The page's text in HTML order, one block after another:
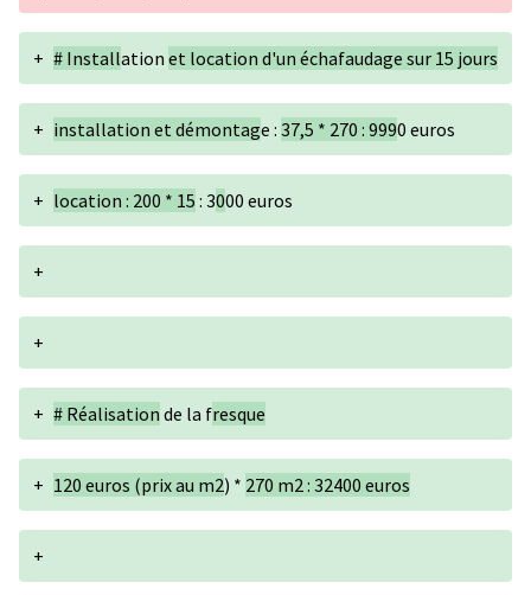
+ # Installation et location d'un échafaudage sur 15 jours
+ installation et démontage : 37,5 * 270 : 9990 euros
+ location : 200 * 15 : 3000 euros
+
+
+ # Réalisation de la fresque
+ 120 euros (prix au m2) * 270 m2 : 32400 euros
+